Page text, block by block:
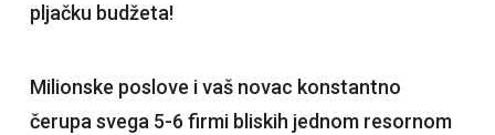
pljačku budžeta!
Milionske poslove i vaš novac konstantno
čerupa svega 5-6 firmi bliskih jednom resornom